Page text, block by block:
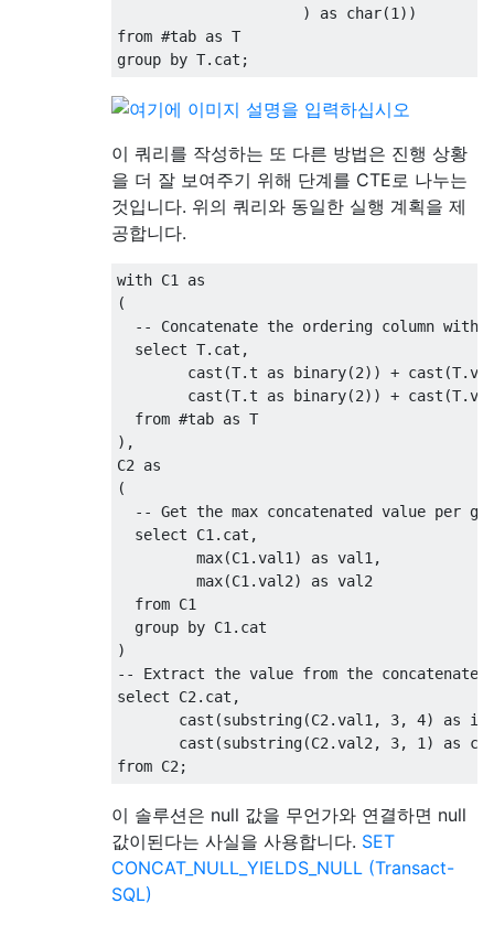
)
as char(1 ))
from #tab as
group
by T. cat ;
이 쿼리를 작성하는 또 다른 방법은 진행 상황
을 더 잘 보여주기 위해 단계를 CTE로 나누는
것입니다. 위의 쿼리와 동일한 실행 계획을 제
공합니다.
with C1 as
(
-- Concatenate the ordering column with
select T. cat ,
        cast
(T.t as binary(2)) + cast (T.
        cast
(T.t as binary(2)) + cast (T.
from #tab as
),
C2 as
(
-- Get the max concatenated value per
select C1. cat ,
         max
(C1.val1) as val1,
         max
(C1.val2) as val2
from C1
group
by C1.
)
-- Extract the value from the concatenated
select C2. cat ,
       cast
(substring(C2.val1, 3, 4) as
       cast
(substring(C2.val2, 3, 1) as
from C2;
이 솔루션은 null 값을 무언가와 연결하면 null
값이된다는 사실을 사용합니다. SET
CONCAT_NULL_YIELDS_NULL (Transact-
SQL)